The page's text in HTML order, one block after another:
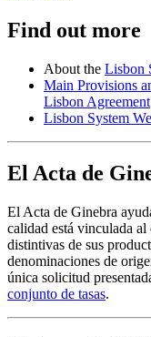
Find out more
About the Lisbon
Main Provisions
Lisbon Agreement
Lisbon System
El Acta de
El Acta de Ginebra
calidad está vinculada
distintivas de sus
denominaciones de
única solicitud
conjunto de tasas.